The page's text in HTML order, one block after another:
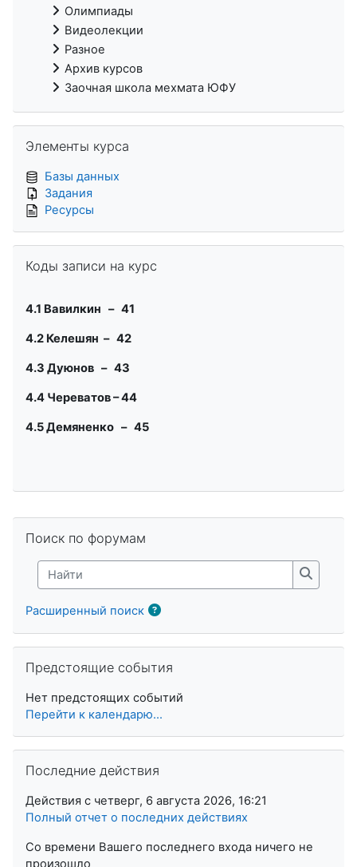
Олимпиады
Видеолекции
Разное
Архив курсов
Заочная школа мехмата ЮФУ
Элементы курса
Базы данных
Задания
Ресурсы
Коды записи на курс
4.1 Вавилкин – 41
4.2 Келешян – 42
4.3 Дуюнов – 43
4.4 Череватов–44
4.5 Демяненко – 45
Поиск по форумам
Найти
Найти
Расширенный поиск
Предстоящие события
Нет предстоящих событий
Перейти к календарю...
Последние действия
Действия с четверг, 6 августа 2026, 16:21
Полный отчет о последних действиях
Со времени Вашего последнего входа ничего не
произошло